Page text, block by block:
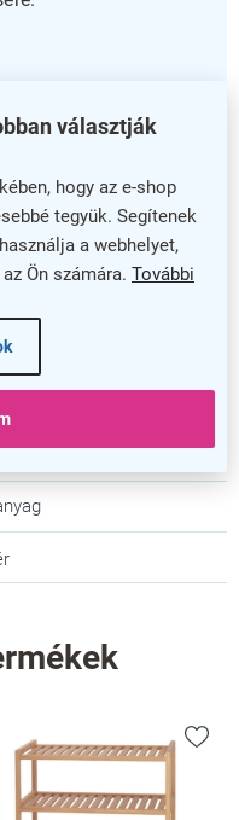
választják
hogy az e-shop
tegyük. Segítenek
a webhelyet,
Ön számára. További
így nemcsak az
hanem a kreatív
eszköz.
hogy
tegye!